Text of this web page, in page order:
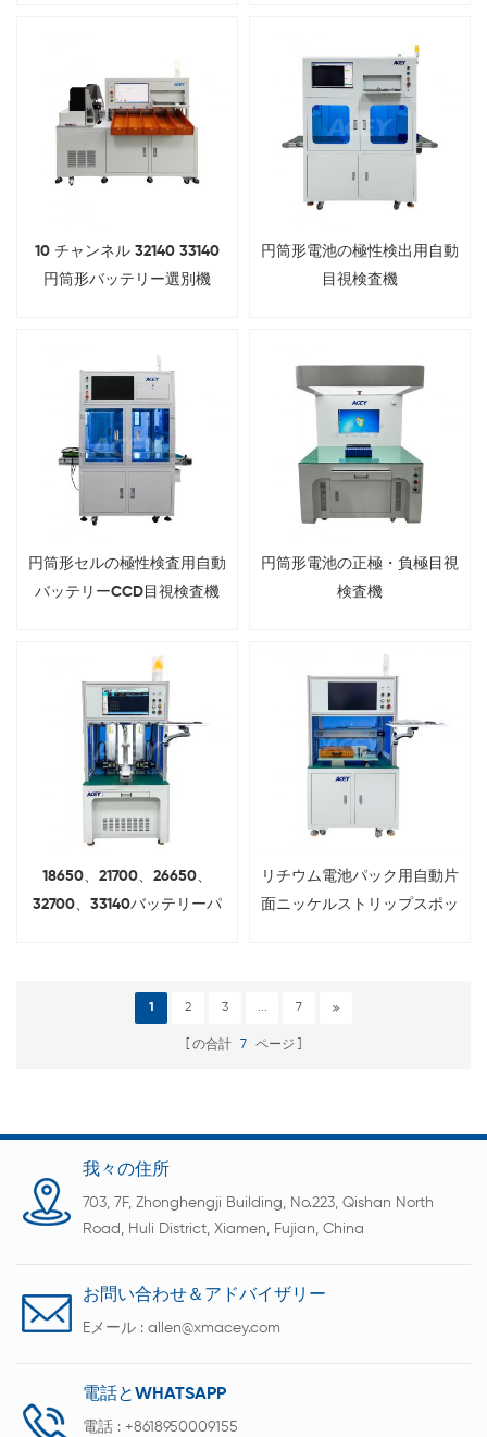
10 チャンネル 32140 33140
円筒形バッテリー選別機
円筒形電池の極性検出用自動
目視検査機
円筒形セルの極性検査用自動
バッテリーCCD目視検査機
円筒形電池の正極・負極目視
検査機
18650、21700、26650、
32700、33140バッテリーパ
リチウム電池パック用自動片
面ニッケルストリップスポッ
1 2 3 ... 7
の合計 7 ページ
我々の住所
703, 7F, Zhonghengji Building, No.223, Qishan North
Road, Huli District, Xiamen, Fujian, China
お問い合わせ＆アドバイザリー
Eメール : allen@xmacey.com
電話とWHATSAPP
電話 : +8618950009155